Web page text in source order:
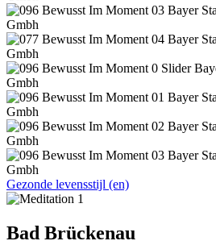
Gezonde levensstijl (en)
Bad Brückenau